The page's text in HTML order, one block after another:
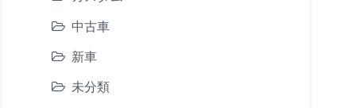
中古車
新車
未分類